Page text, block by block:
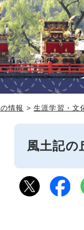
情報 >生涯学習・文
風土記の